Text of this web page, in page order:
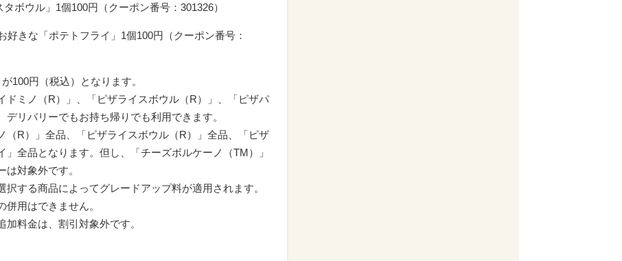
ボウル」1個100円（クーポン番号：301326）
好きな「ポテトフライ」1個100円（クーポン番号：
100円（税込）となります。
ミノ（R）」、「ピザライスボウル（R）」、「ピザパ
リバリーでもお持ち帰りでも利用できます。
R）」全品、「ピザライスボウル（R）」全品、「ピザ
全品となります。但し、「チーズボルケーノ（TM）」
対象外です。
する商品によってグレードアップ料が適用されます。
用はできません。
料金は、割引対象外です。